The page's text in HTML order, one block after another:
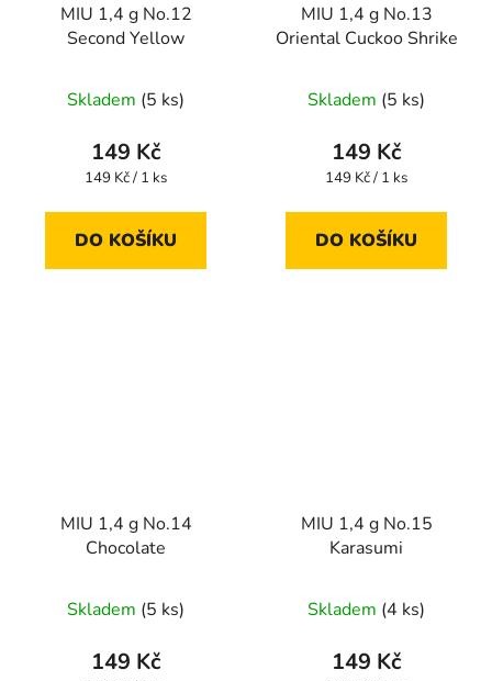
MIU 1,4 g No.12
Second Yellow
Skladem (5 ks)
149 Kč
Měrná
149 Kč / 1 ks
DO KOŠÍKU
MIU 1,4 g No.13
Oriental Cuckoo Shrike
Skladem (5 ks)
149 Kč
Měrná
149 Kč / 1 ks
DO KOŠÍKU
MIU 1,4 g No.14
Chocolate
Skladem (5 ks)
149 Kč
MIU 1,4 g No.15
Karasumi
Skladem (4 ks)
149 Kč